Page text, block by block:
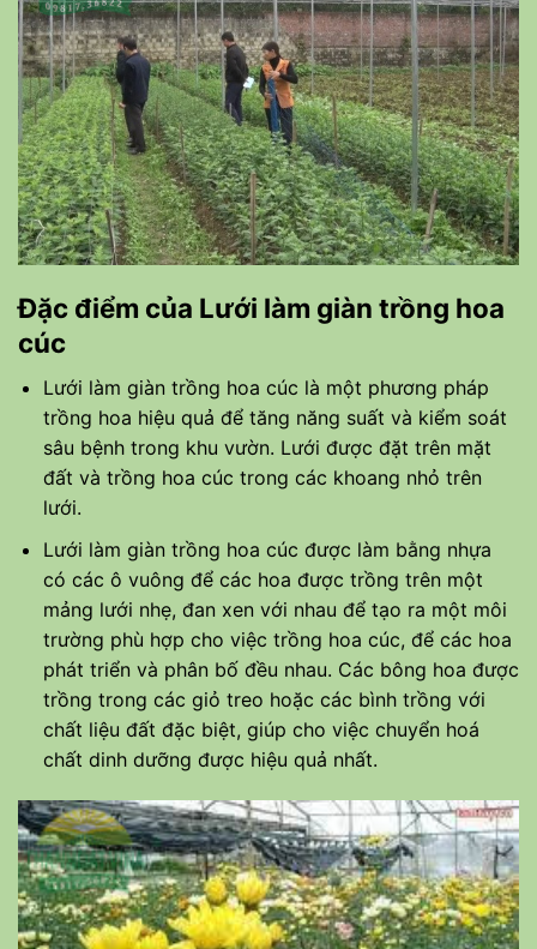
Đặc điểm của Lưới làm giàn trồng hoa
cúc
Lưới làm giàn trồng hoa cúc là một phương pháp
trồng hoa hiệu quả để tăng năng suất và kiểm soát
sâu bệnh trong khu vườn. Lưới được đặt trên mặt
đất và trồng hoa cúc trong các khoang nhỏ trên
lưới.
Lưới làm giàn trồng hoa cúc được làm bằng nhựa
có các ô vuông để các hoa được trồng trên một
mảng lưới nhẹ, đan xen với nhau để tạo ra một môi
trường phù hợp cho việc trồng hoa cúc, để các hoa
phát triển và phân bố đều nhau. Các bông hoa được
trồng trong các giỏ treo hoặc các bình trồng với
chất liệu đất đặc biệt, giúp cho việc chuyển hoá
chất dinh dưỡng được hiệu quả nhất.